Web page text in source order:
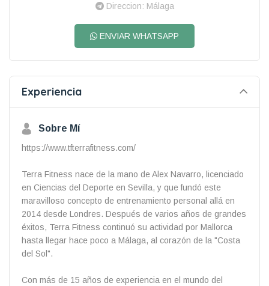
Direccion: Málaga
ENVIAR WHATSAPP
Experiencia
Sobre Mí
https://www.tfterrafitness.com/
Terra Fitness nace de la mano de Alex Navarro, licenciado
en Ciencias del Deporte en Sevilla, y que fundó este
maravilloso concepto de entrenamiento personal allá en
2014 desde Londres. Después de varios años de grandes
éxitos, Terra Fitness continuó su actividad por Mallorca
hasta llegar hace poco a Málaga, al corazón de la "Costa
del Sol".
Con más de 15 años de experiencia en el mundo del